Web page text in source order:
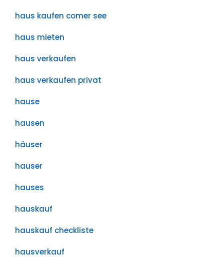
haus kaufen comer see
haus mieten
haus verkaufen
haus verkaufen privat
hause
hausen
häuser
hauser
hauses
hauskauf
hauskauf checkliste
hausverkauf